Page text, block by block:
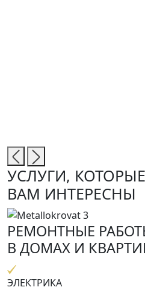
УСЛУГИ,
ВАМ ИНТЕРЕСНЫ
РЕМОНТНЫЕ
В ДОМАХ И
ЭЛЕКТРИКА